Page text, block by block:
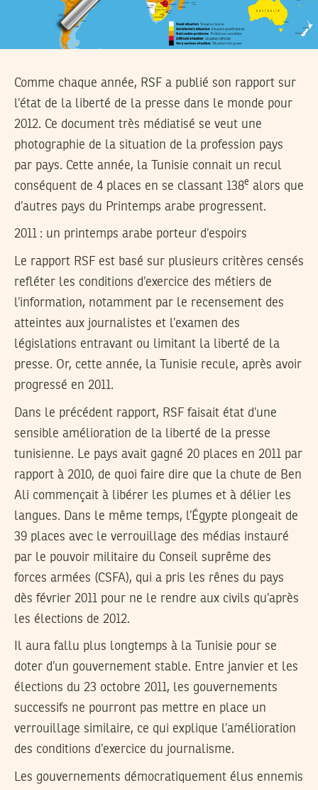
Comme chaque année, RSF a publié son rapport sur
l’état de la liberté de la presse dans le monde pour
2012. Ce document très médiatisé se veut une
photographie de la situation de la profession pays
par pays. Cette année, la Tunisie connait un recul
conséquent de 4 places en se classant 138e alors que
d’autres pays du Printemps arabe progressent.
2011 : un printemps arabe porteur d’espoirs
Le rapport RSF est basé sur plusieurs critères censés
refléter les conditions d’exercice des métiers de
l’information, notamment par le recensement des
atteintes aux journalistes et l’examen des
législations entravant ou limitant la liberté de la
presse. Or, cette année, la Tunisie recule, après avoir
progressé en 2011.
Dans le précédent rapport, RSF faisait état d’une
sensible amélioration de la liberté de la presse
tunisienne. Le pays avait gagné 20 places en 2011 par
rapport à 2010, de quoi faire dire que la chute de Ben
Ali commençait à libérer les plumes et à délier les
langues. Dans le même temps, l’Égypte plongeait de
39 places avec le verrouillage des médias instauré
par le pouvoir militaire du Conseil suprême des
forces armées (CSFA), qui a pris les rênes du pays
dès février 2011 pour ne le rendre aux civils qu’après
les élections de 2012.
Il aura fallu plus longtemps à la Tunisie pour se
doter d’un gouvernement stable. Entre janvier et les
élections du 23 octobre 2011, les gouvernements
successifs ne pourront pas mettre en place un
verrouillage similaire, ce qui explique l’amélioration
des conditions d’exercice du journalisme.
Les gouvernements démocratiquement élus ennemis